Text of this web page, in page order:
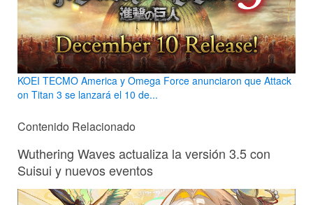
KOEI TECMO America y Omega Force anunciaron que Attack
on Titan 3 se lanzará el 10 de...
Contenido Relacionado
Wuthering Waves actualiza la versión 3.5 con
Suisui y nuevos eventos